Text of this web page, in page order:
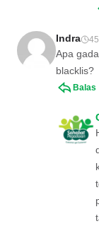
Indra
Apa
blacklis?
Balas